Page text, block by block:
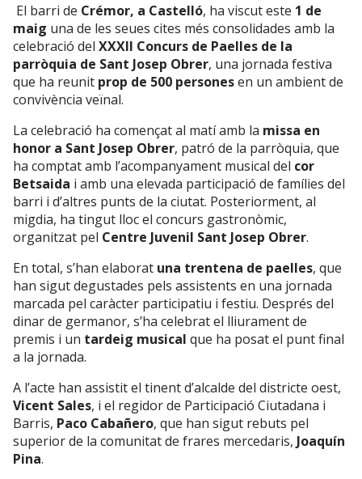
El barri de Crémor, a Castelló, ha viscut este 1 de
maig una de les seues cites més consolidades amb la
celebració del XXXII Concurs de Paelles de la
parròquia de Sant Josep Obrer, una jornada festiva
que ha reunit prop de 500 personesen un ambient de
convivència veïnal.
La celebració ha començat al matí amb la missa en
honor a Sant Josep Obrer, patró de la parròquia, que
ha comptat amb l’acompanyament musical del cor
Betsaida i amb una elevada participació de famílies del
barri i d’altres punts de la ciutat. Posteriorment, al
migdia, ha tingut lloc el concurs gastronòmic,
organitzat pel Centre Juvenil Sant Josep Obrer.
En total, s’han elaborat una trentena de paelles, que
han sigut degustades pels assistents en una jornada
marcada pel caràcter participatiu i festiu. Després del
dinar de germanor, s’ha celebrat el lliurament de
premis i un tardeig musical que ha posat el punt final
a la jornada.
A l’acte han assistit el tinent d’alcalde del districte oest,
Vicent Sales, i el regidor de Participació Ciutadana i
Barris, Paco Cabañero, que han sigut rebuts pel
superior de la comunitat de frares mercedaris, Joaquín
Pina.